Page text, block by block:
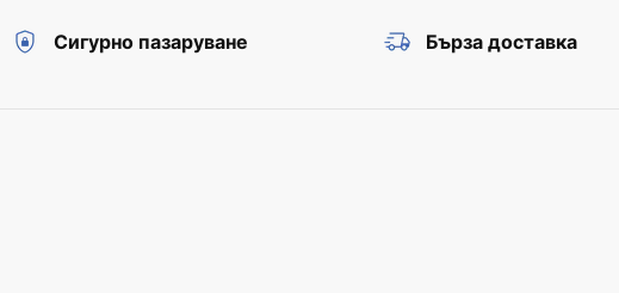
Сигурно пазаруване Бърза доставка